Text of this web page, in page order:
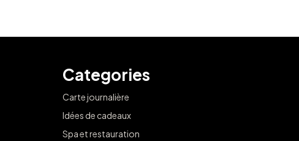
Categories
Carte journalière
Idées de cadeaux
Spa et restauration